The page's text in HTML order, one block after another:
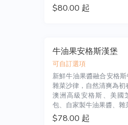
$80.00 起
牛油果安格斯漢堡
可自訂選項
新鮮牛油果醬融合安格
雜菜沙律，自然清爽為初
澳洲高級安格斯、美國
包、自家製牛油果醬、雜
$78.00 起